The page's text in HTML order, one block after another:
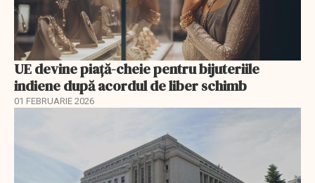
UE devine piață-cheie pentru bijuteriile
indiene după acordul de liber schimb
01 FEBRUARIE 2026